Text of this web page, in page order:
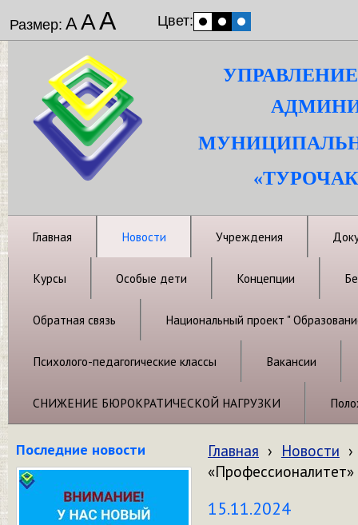
Размер: ААА Цвет:
Главная Новости Учреждения
Курсы Особые дети Концепции
Обратная связь Национальный проект "
Психолого-педагогические классы Вакансии
СНИЖЕНИЕ БЮРОКРАТИЧЕСКОЙ НАГРУЗКИ
Последние новости Главная › Новости ›
«Профессионалитет»
15.11.2024